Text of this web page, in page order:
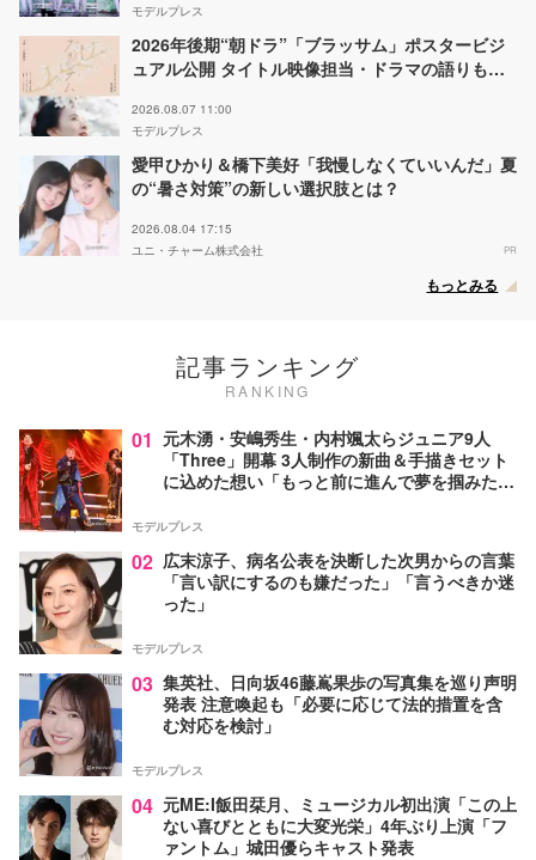
モデルプレス
2026年後期“朝ドラ”「ブラッサム」ポスタービジ
ュアル公開 タイトル映像担当・ドラマの語りも決
2026.08.07 11:00
モデルプレス
愛甲ひかり＆橋下美好「我慢しなくていいんだ」夏
の“暑さ対策”の新しい選択肢とは？
2026.08.04 17:15
ユニ・チャーム株式会社
PR
もっとみる
記事ランキング
RANKING
01 元木湧・安嶋秀生・内村颯太らジュニア9人
「Three」開幕 3人制作の新曲＆手描きセット
に込めた想い「もっと前に進んで夢を掴みた
モデルプレス
02 広末涼子、病名公表を決断した次男からの言葉
「言い訳にするのも嫌だった」「言うべきか迷
った」
モデルプレス
03 集英社、日向坂46藤嶌果歩の写真集を巡り声明
発表 注意喚起も「必要に応じて法的措置を含
む対応を検討」
モデルプレス
04 元ME:I飯田栞月、ミュージカル初出演「この上
ない喜びとともに大変光栄」4年ぶり上演「フ
ァントム」城田優らキャスト発表